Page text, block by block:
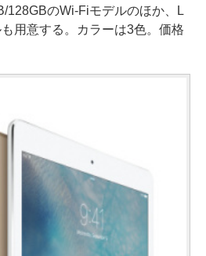
128GBのWi-Fiモデルのほか、L
用意する。カラーは3色。価格